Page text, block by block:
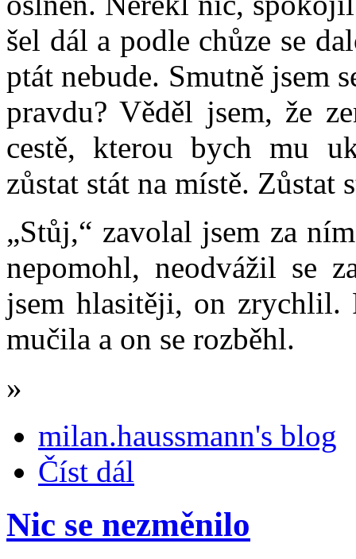
šel dál a podle chůze se
ptát nebude. Smutně jsem
pravdu? Věděl jsem, že
cestě, kterou bych mu
zůstat stát na místě. Zůstat
„Stůj,“ zavolal jsem za
nepomohl, neodvážil se
jsem hlasitěji, on zrychlil.
mučila a on se rozběhl.
»
milan.haussmann's blog
Číst dál
Nic se nezměnilo